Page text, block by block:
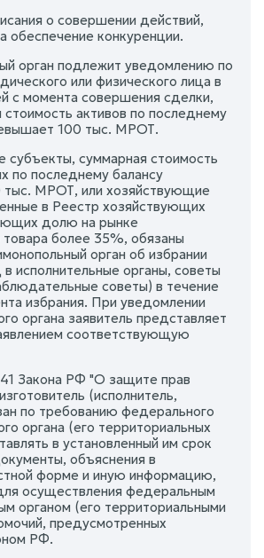
о совершении действий,
обеспечение конкуренции.
орган подлежит уведомлению по
или физического лица в
с момента совершения сделки,
стоимость активов по последнему
100 тыс. МРОТ.
субъекты, суммарная стоимость
по последнему балансу
МРОТ, или хозяйствующие
в Реестр хозяйствующих
долю на рынке
более 35%, обязаны
орган об избрании
исполнительные органы, советы
советы) в течение
избрания. При уведомлении
органа заявитель представляет
соответствующую
Закона РФ "О защите прав
(исполнитель,
по требованию федерального
органа (его территориальных
в установленный им срок
объяснения в
форме и иную информацию,
осуществления федеральным
органом (его территориальными
предусмотренных
РФ.